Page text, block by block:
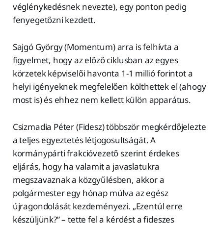
véglénykedésnek nevezte), egy ponton pedig
fenyegetőzni kezdett.
Sajgó György (Momentum) arra is felhívta a
figyelmet, hogy az előző ciklusban az egyes
körzetek képviselői havonta 1-1 millió forintot a
helyi igényeknek megfelelően költhettek el (ahogy
most is) és ehhez nem kellett külön apparátus.
Csizmadia Péter (Fidesz) többször megkérdőjelezte
a teljes egyeztetés létjogosultságát. A
kormánypárti frakcióvezető szerint érdekes
eljárás, hogy ha valamit a javaslatukra
megszavaznak a közgyűlésben, akkor a
polgármester egy hónap múlva az egész
újragondolását kezdeményezi. „Ezentúl erre
készüljünk?” – tette fel a kérdést a fideszes